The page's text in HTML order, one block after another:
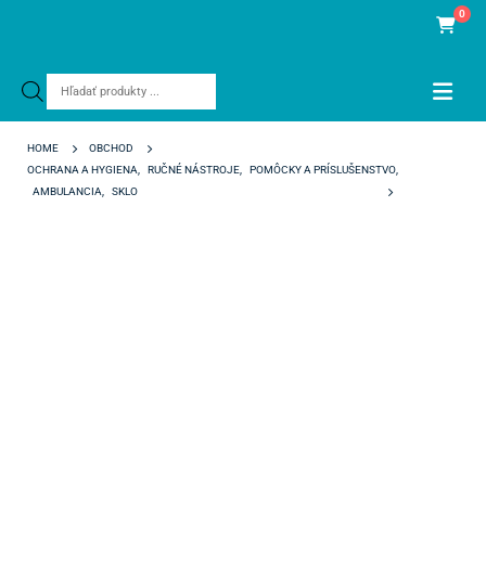
Products
0
HOME
OBCHOD
OCHRANA A HYGIENA
RUČNÉ NÁSTROJE POMÔCKY A PRÍSLUŠENSTVO
AMBULANCIA
SKLO